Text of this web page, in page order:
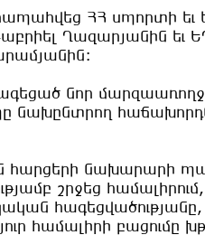
ՀՀ սպորտի եւ
Ղազարյանին եւ
նոր
նախընտրող
հարցերի նախարարի
շրջեց
համալիրի բացումը